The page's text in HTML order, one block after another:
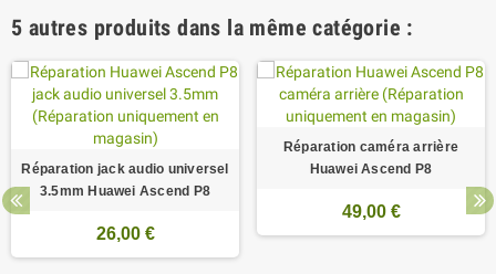
5 autres produits dans la même catégorie :
Réparation jack audio universel
3.5mm Huawei Ascend P8
26,00 €
Réparation caméra arrière
Huawei Ascend P8
49,00 €